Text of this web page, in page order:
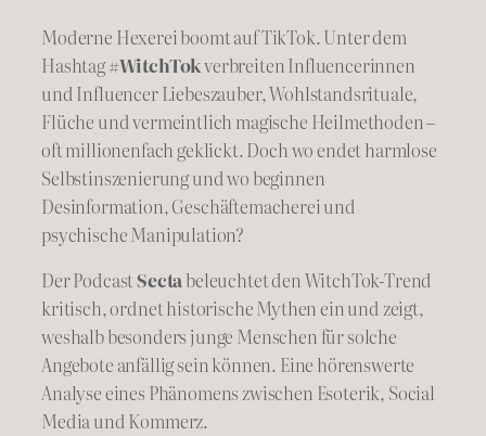
Moderne Hexerei boomt auf TikTok. Unter dem
Hashtag#WitchTokverbreiten Influencerinnen
und Influencer Liebeszauber, Wohlstandsrituale,
Flüche und vermeintlich magische Heilmethoden –
oft millionenfach geklickt. Doch wo endet harmlose
Selbstinszenierung und wo beginnen
Desinformation, Geschäftemacherei und
psychische Manipulation?
Der PodcastSectabeleuchtet den WitchTok-Trend
kritisch, ordnet historische Mythen ein und zeigt,
weshalb besonders junge Menschen für solche
Angebote anfällig sein können. Eine hörenswerte
Analyse eines Phänomens zwischen Esoterik, Social
Media und Kommerz.